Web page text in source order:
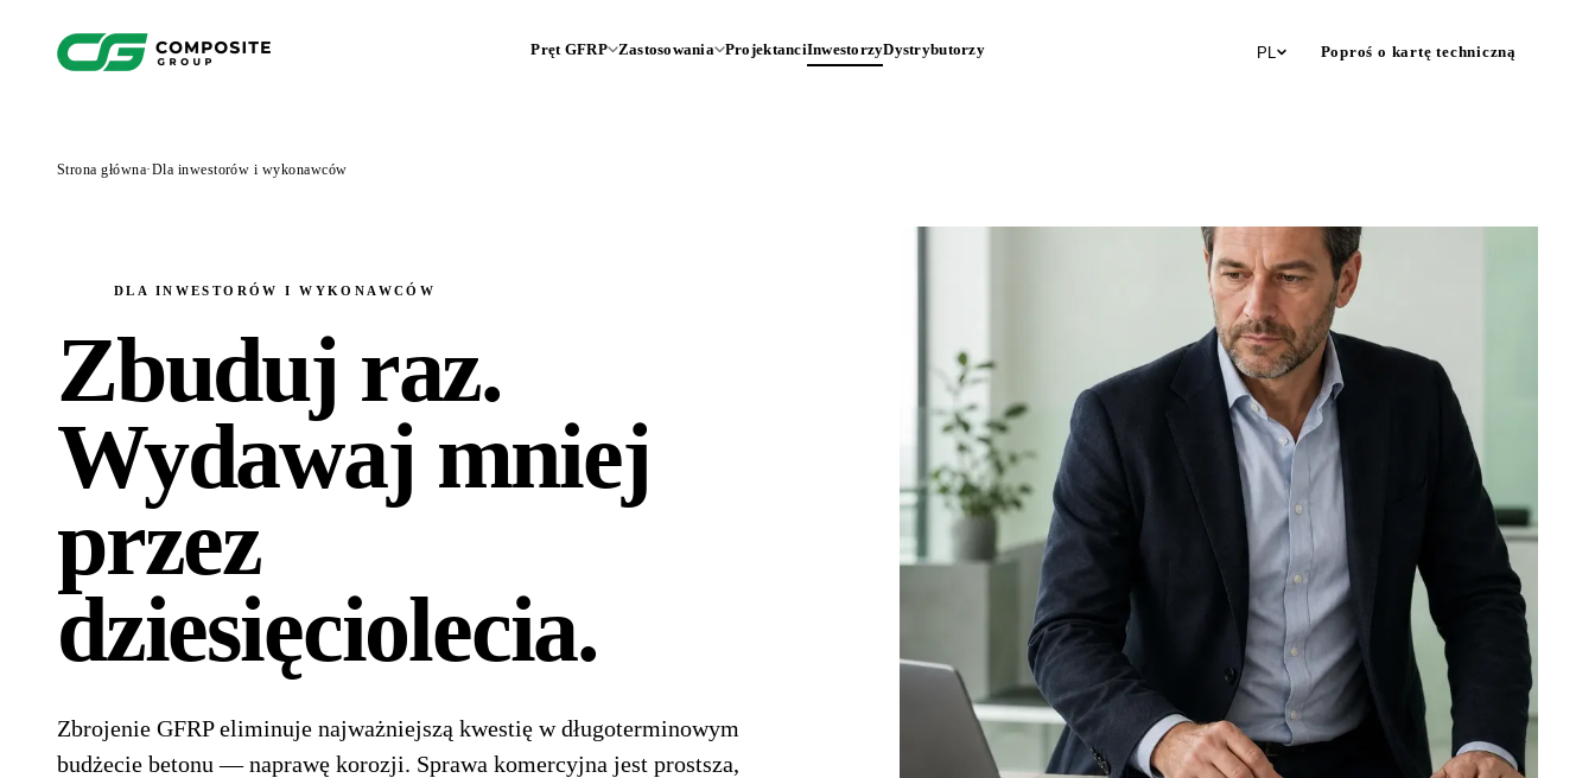
Pręt GFRP Zastosowania ProjektanciInwestorzyDystrybutorzy PL Poproś o kartę techniczną
Strona główna·Dla inwestorów i wykonawców
DLA INWESTORÓW I WYKONAWCÓW
Zbuduj raz.
Wydawaj mniej
przez
dziesięciolecia.
Zbrojenie GFRP eliminuje najważniejszą kwestię w długoterminowym
budżecie betonu — naprawę korozji. Sprawa komercyjna jest prostsza,